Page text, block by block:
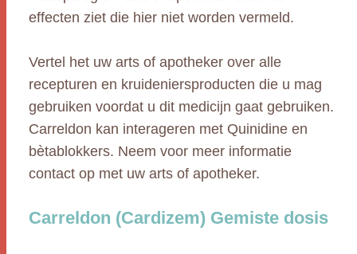
effecten ziet die hier niet worden vermeld.
Vertel het uw arts of apotheker over alle
recepturen en kruideniersproducten die u mag
gebruiken voordat u dit medicijn gaat gebruiken.
Carreldon kan interageren met Quinidine en
bètablokkers. Neem voor meer informatie
contact op met uw arts of apotheker.
Carreldon (Cardizem) Gemiste dosis